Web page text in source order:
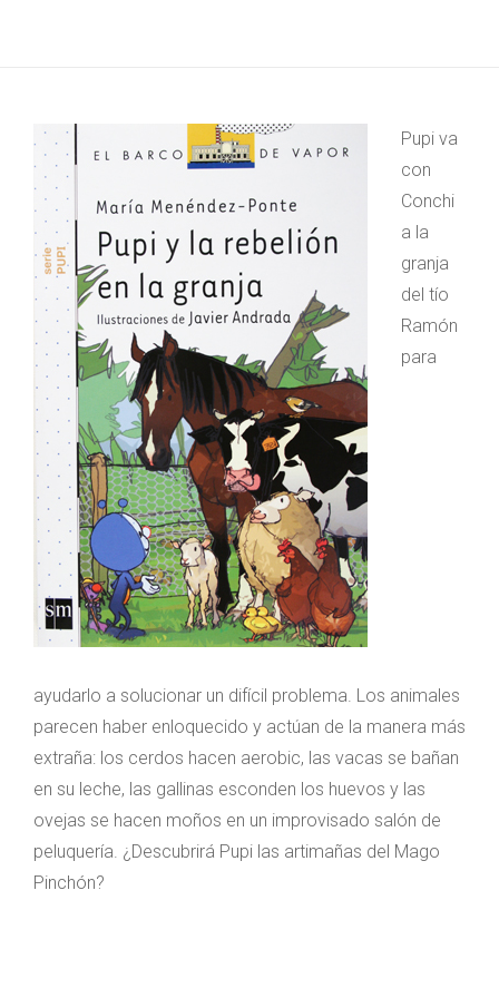
Pupi va
con
Conchi
a la
granja
del tío
Ramón
para
ayudarlo a solucionar un difícil problema. Los animales
parecen haber enloquecido y actúan de la manera más
extraña: los cerdos hacen aerobic, las vacas se bañan
en su leche, las gallinas esconden los huevos y las
ovejas se hacen moños en un improvisado salón de
peluquería. ¿Descubrirá Pupi las artimañas del Mago
Pinchón?